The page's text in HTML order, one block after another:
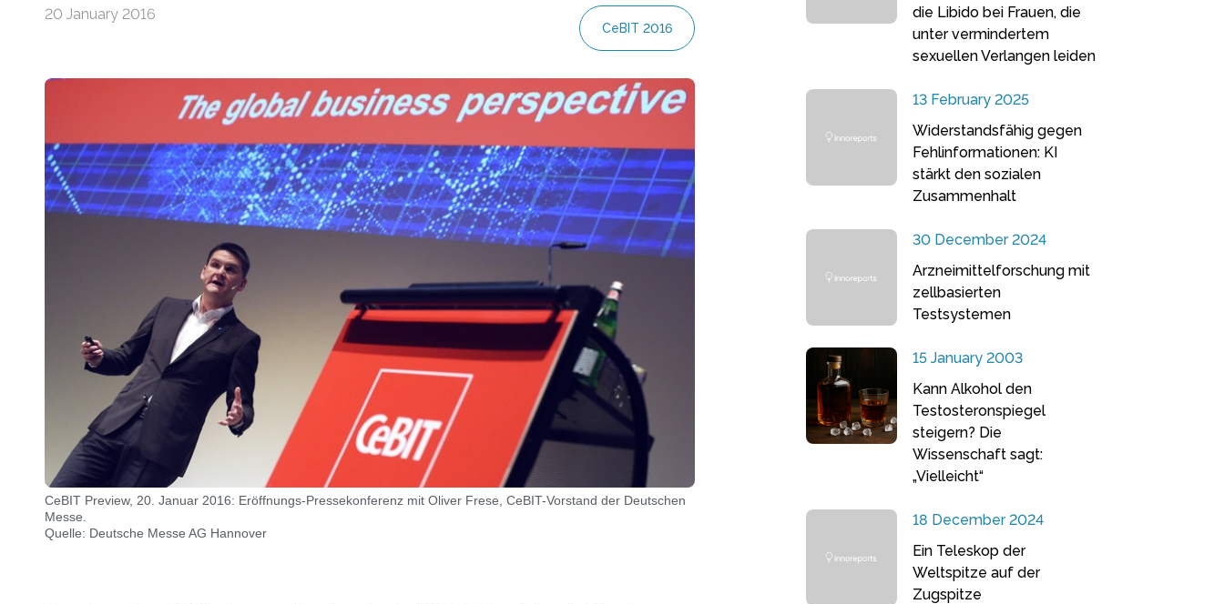
20 January 2016
CeBIT 2016
CeBIT Preview, 20. Januar 2016: Eröffnungs-Pressekonferenz mit Oliver Frese, CeBIT-Vorstand der Deutschen
Messe.
Quelle: Deutsche Messe AG Hannover
die Libido bei Frauen, die
unter vermindertem
sexuellen Verlangen leiden
13 February 2025
Widerstandsfähig gegen
Fehlinformationen: KI
stärkt den sozialen
Zusammenhalt
30 December 2024
Arzneimittelforschung mit
zellbasierten
Testsystemen
15 January 2003
Kann Alkohol den
Testosteronspiegel
steigern? Die
Wissenschaft sagt:
„Vielleicht“
18 December 2024
Ein Teleskop der
Weltspitze auf der
Zugspitze